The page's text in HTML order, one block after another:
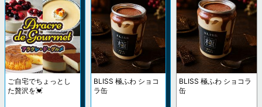
ご自宅でちょっとし
た贅沢を💓
BLISS 極ふわ ショコ
ラ缶
BLISS 極ふわ ショコラ
缶